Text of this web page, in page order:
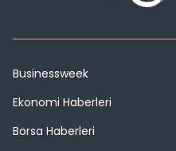
Businessweek
Ekonomi Haberleri
Borsa Haberleri